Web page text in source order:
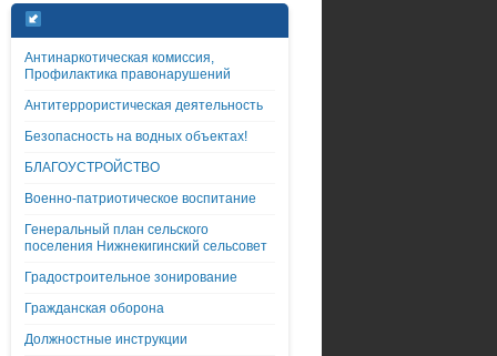
Антинаркотическая комиссия,
Профилактика правонарушений
Антитеррористическая деятельность
Безопасность на водных объектах!
БЛАГОУСТРОЙСТВО
Военно-патриотическое воспитание
Генеральный план сельского
поселения Нижнекигинский сельсовет
Градостроительное зонирование
Гражданская оборона
Должностные инструкции